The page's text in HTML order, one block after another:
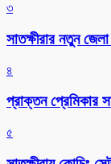
৩
সাতক্ষীরার নতুন
৪
প্রাক্তন প্রেমিকার
৫